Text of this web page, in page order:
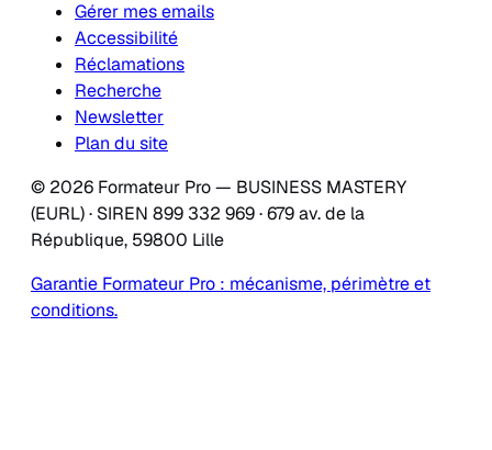
Gérer mes emails
Accessibilité
Réclamations
Recherche
Newsletter
Plan du site
© 2026 Formateur Pro — BUSINESS MASTERY
(EURL) · SIREN 899 332 969 · 679 av. de la
République, 59800 Lille
Garantie Formateur Pro : mécanisme, périmètre et
conditions.